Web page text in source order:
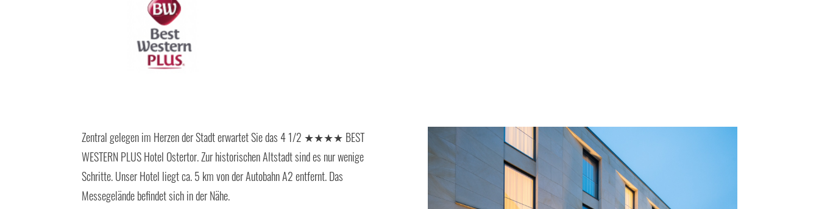
Zentral gelegen im Herzen der Stadt erwartet Sie das 4 1/2 ★★★★ BEST
WESTERN PLUS Hotel Ostertor. Zur historischen Altstadt sind es nur wenige
Schritte. Unser Hotel liegt ca. 5 km von der Autobahn A2 entfernt. Das
Messegelände befindet sich in der Nähe.